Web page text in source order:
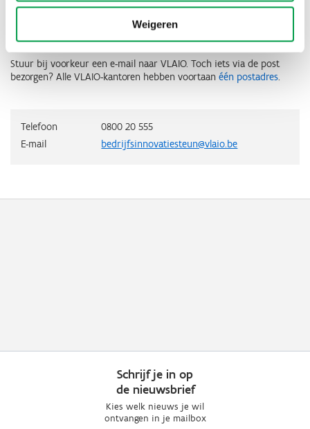
Weigeren
Stuur bij voorkeur een e-mail naar VLAIO. Toch iets via de post
bezorgen? Alle VLAIO-kantoren hebben voortaan één postadres
Telefoon
0800 20 555
E-mail
bedrijfsinnovatiesteun@vlaio.be
Schrijf je in op
de nieuwsbrief
Kies welk nieuws je wil
ontvangen in je mailbox